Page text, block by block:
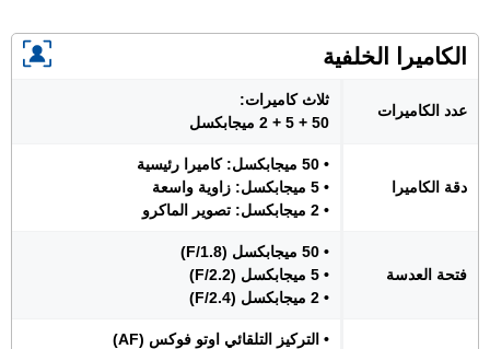
الكاميرا الخلفية
عدد الكاميرات
ثلاث كاميرات:
50 + 5 + 2 ميجابكسل
دقة الكاميرا
• 50 ميجابكسل: كاميرا رئيسية
• 5 ميجابكسل: زاوية واسعة
• 2 ميجابكسل: تصوير الماكرو
فتحة العدسة
• 50 ميجابكسل (F/1.8)
• 5 ميجابكسل (F/2.2)
• 2 ميجابكسل (F/2.4)
• التركيز التلقائي اوتو فوكس (AF)